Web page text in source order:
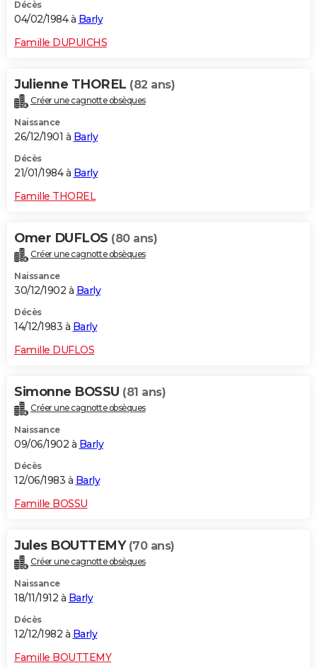
Décès
04/02/1984 à Barly
Famille DUPUICHS
Julienne THOREL (82 ans)
Créer une cagnotte obsèques
Naissance
26/12/1901 à Barly
Décès
21/01/1984 à Barly
Famille THOREL
Omer DUFLOS (80 ans)
Créer une cagnotte obsèques
Naissance
30/12/1902 à Barly
Décès
14/12/1983 à Barly
Famille DUFLOS
Simonne BOSSU (81 ans)
Créer une cagnotte obsèques
Naissance
09/06/1902 à Barly
Décès
12/06/1983 à Barly
Famille BOSSU
Jules BOUTTEMY (70 ans)
Créer une cagnotte obsèques
Naissance
18/11/1912 à Barly
Décès
12/12/1982 à Barly
Famille BOUTTEMY